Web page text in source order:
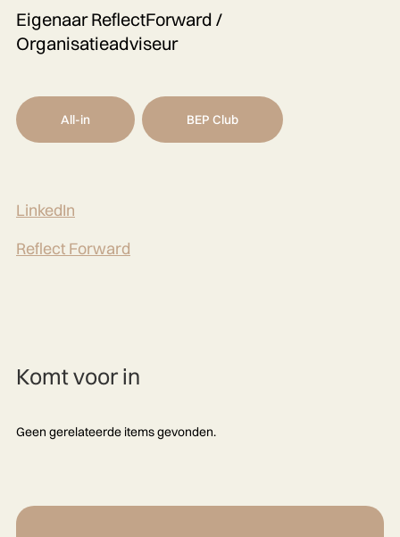
Eigenaar ReflectForward /
Organisatieadviseur
All-in BEP Club
LinkedIn
Reflect Forward
Komt voor in
Geen gerelateerde items gevonden.